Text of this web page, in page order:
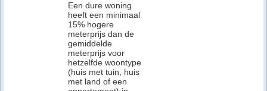
Een dure woning
heeft een minimaal
15% hogere
meterprijs dan de
gemiddelde
meterprijs voor
hetzelfde woontype
(huis met tuin, huis
met land of een